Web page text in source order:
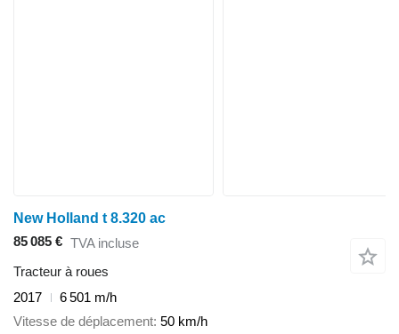
New Holland t 8.320 ac
85 085 € TVA incluse
Tracteur à roues
2017
6 501 m/h
Vitesse de déplacement 50 km/h